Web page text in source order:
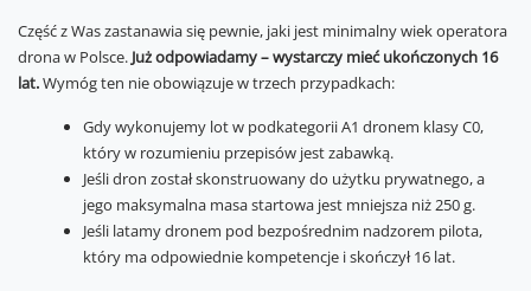
Część z Was zastanawia się pewnie, jaki jest minimalny wiek operatora
drona w Polsce. Już odpowiadamy – wystarczy mieć ukończonych 16
lat.Wymóg ten nie obowiązuje w trzech przypadkach:
Gdy wykonujemy lot w podkategorii A1 dronem klasy C0,
który w rozumieniu przepisów jest zabawką.
Jeśli dron został skonstruowany do użytku prywatnego, a
jego maksymalna masa startowa jest mniejsza niż 250 g.
Jeśli latamy dronem pod bezpośrednim nadzorem pilota,
który ma odpowiednie kompetencje i skończył 16 lat.